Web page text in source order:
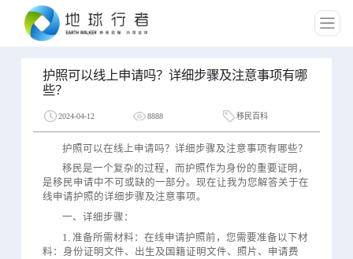
护照可以线上申请吗？详细步骤及注意事项有哪
些？
2024-04-12 8888 移民百科
护照可以在线上申请吗？详细步骤及注意事项有哪些？
移民是一个复杂的过程，而护照作为身份的重要证明，
是移民申请中不可或缺的一部分。现在让我为您解答关于在
线申请护照的详细步骤及注意事项。
一、详细步骤：
1. 准备所需材料：在线申请护照前，您需要准备以下材
料：身份证明文件、出生及国籍证明文件、照片、申请费